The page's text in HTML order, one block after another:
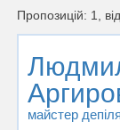
Пропозицій: 1,
майстер